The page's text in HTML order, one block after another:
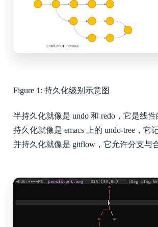
Figure 1: 持久化级别示意图
半持久化就像是 undo 和 redo，它是线
持久化就像是 emacs 上的 undo-tree，它
并持久化就像是 gitflow，它允许分支与